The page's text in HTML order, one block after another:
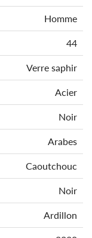
Homme
44
Verre saphir
Acier
Noir
Arabes
Caoutchouc
Noir
Ardillon